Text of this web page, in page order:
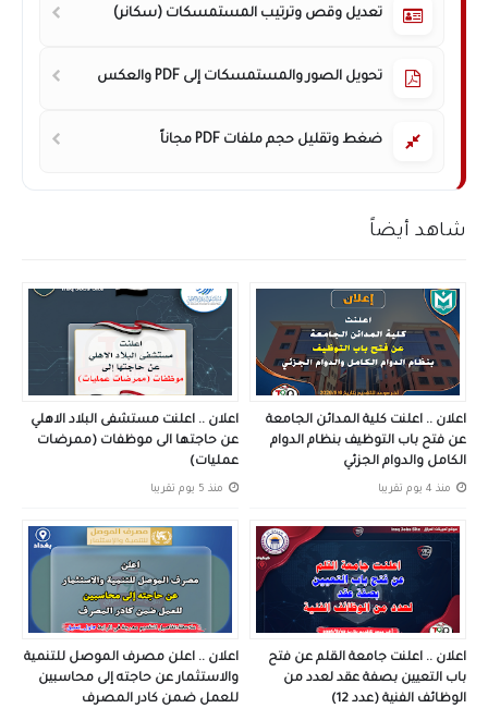
تعديل وقص وترتيب المستمسكات (سكانر)
تحويل الصور والمستمسكات إلى PDF والعكس
ضغط وتقليل حجم ملفات PDF مجاناً
شاهد أيضاً
اعلان .. اعلنت كلية المدائن الجامعة
عن فتح باب التوظيف بنظام الدوام
الكامل والدوام الجزئي
منذ 4 يوم تقريبا
اعلان .. اعلنت مستشفى البلاد الاهلي
عن حاجتها الى موظفات (ممرضات
عمليات)
منذ 5 يوم تقريبا
اعلان .. اعلنت جامعة القلم عن فتح
باب التعيين بصفة عقد لعدد من
الوظائف الفنية (عدد 12)
اعلان .. اعلن مصرف الموصل للتنمية
والاستثمار عن حاجته إلى محاسبين
للعمل ضمن كادر المصرف